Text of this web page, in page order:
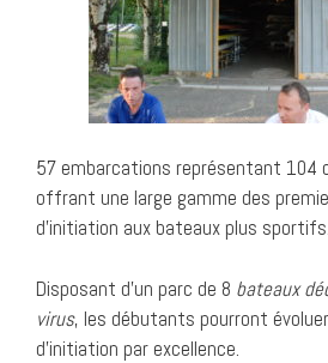
57 embarcations représentant 104
offrant une large gamme des
d’initiation aux bateaux plus sportifs.
Disposant d’un parc de 8 bateaux
virus, les débutants pourront
d’initiation par excellence.